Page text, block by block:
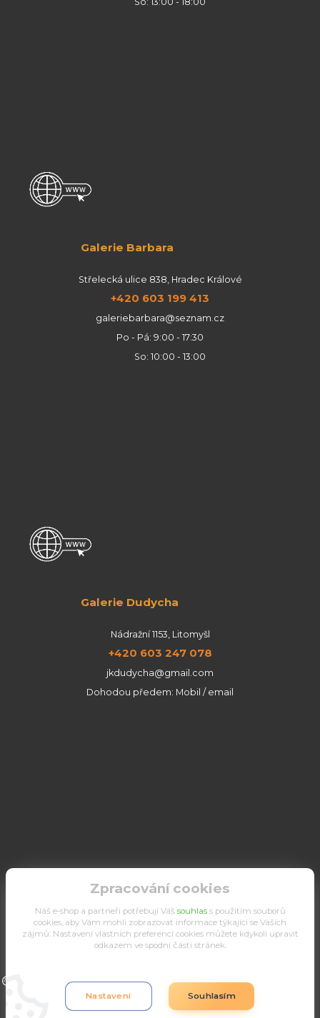
Galerie Barbara
Střelecká ulice 838, Hradec Králové
+420 603 199 413
galeriebarbara@seznam.cz
Po - Pá: 9:00 - 17:30
So: 10:00 - 13:00
Galerie Dudycha
Nádražní 1153, Litomyšl
+420 603 247 078
jkdudycha@gmail.com
Dohodou předem: Mobil / email
Upravit sběr cookies.
Zpracování cookies
Náš e-shop a partneři potřebují Váš souhlass použitím souborů
cookies, aby Vám mohli zobrazovat informace týkající se Vašich
zájmů. Nastavení vlastních preferencí cookies můžete kdykoli upravit
odkazem ve spodní části stránek.
Nastavení Souhlasím